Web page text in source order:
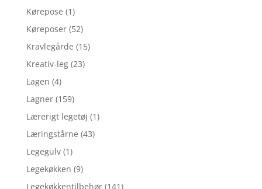
Kørepose (1)
Køreposer (52)
Kravlegårde (15)
Kreativ-leg (23)
Lagen (4)
Lagner (159)
Lærerigt legetøj (1)
Læringstårne (43)
Legegulv (1)
Legekøkken (9)
Legekøkkentilbehør (141)